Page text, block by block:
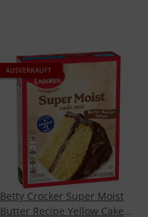
AUSVERKAUFT
Betty Crocker Super Moist
Butter Recipe Yellow Cake